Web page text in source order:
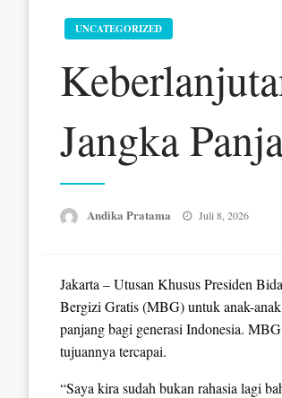
UNCATEGORIZED
Jangka
Andika Pratama
Posted
Juli 8, 2026
Jakarta – Utusan Khusus Presiden
Bergizi Gratis (MBG) untuk anak-
panjang bagi generasi Indonesia.
tujuannya tercapai.
“Saya kira sudah bukan rahasia lagi